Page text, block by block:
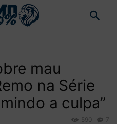
mau
na Série
a culpa”
7
590